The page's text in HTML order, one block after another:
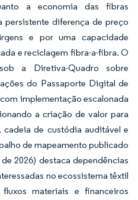
a economia das fibras
diferença de preço
e por uma capacidade
e reciclagem fibra-a-fibra. O
a Diretiva-Quadro sobre
do Passaporte Digital de
implementação escalonada
a criação de valor para
de custódia auditável e
de mapeamento publicado
2026) destaca dependências
no ecossistema têxtil
materiais e financeiros